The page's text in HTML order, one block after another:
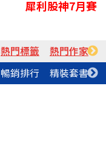
犀利股神7月賽
熱門標籤 熱門作家
暢銷排行 精裝套書